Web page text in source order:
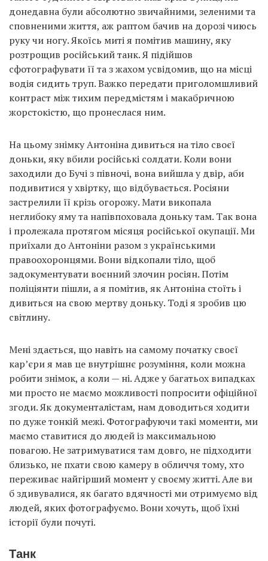
донедавна були абсолютно звичайними, зеленими та
сповненими життя, аж раптом бачив на дорозі чиюсь
руку чи ногу. Якоїсь миті я помітив машину, яку
розтрощив російський танк. Я підійшов
сфотографувати її та з жахом усвідомив, що на місці
водія сидить труп. Важко передати приголомшливий
контраст між тихим передмістям і макабричною
жорстокістю, що пронеслася ним.
На цьому знімку Антоніна дивиться на тіло своєї
доньки, яку вбили російські солдати. Коли вони
заходили до Бучі з півночі, вона вийшла у двір, аби
подивитися у хвіртку, що відбувається. Росіяни
застрелили її крізь огорожу. Мати викопала
неглибоку яму та напівпоховала доньку там. Так вона
і пролежала протягом місяця російської окупації. Ми
приїхали до Антоніни разом з українськими
правоохоронцями. Вони відкопали тіло, щоб
задокументувати воєнний злочин росіян. Потім
поліціянти пішли, а я помітив, як Антоніна стоїть і
дивиться на свою мертву доньку. Тоді я зробив цю
світлину.
Мені здається, що навіть на самому початку своєї
кар’єри я мав це внутрішнє розуміння, коли можна
робити знімок, а коли — ні. Адже у багатьох випадках
ми просто не маємо можливості попросити офіційної
згоди. Як документалістам, нам доводиться ходити
по дуже тонкій межі. Фотографуючи такі моменти, ми
маємо ставитися до людей із максимальною
повагою. Не затримуватися там довго, не підходити
близько, не пхати свою камеру в обличчя тому, хто
переживає найгірший момент у своєму житті. Але ви
б здивувалися, як багато вдячності ми отримуємо від
людей, яких фотографуємо. Вони хочуть, щоб їхні
історії були почуті.
Танк